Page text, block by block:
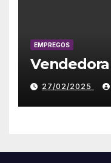
EMPREGOS
Vendedora
27/02/2025